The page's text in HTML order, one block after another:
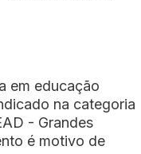
em educação
na categoria
- Grandes
é motivo de